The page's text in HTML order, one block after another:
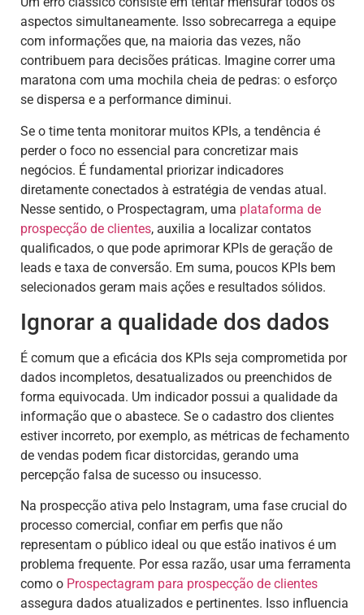
aspectos simultaneamente. Isso sobrecarrega a equipe
com informações que, na maioria das vezes, não
contribuem para decisões práticas. Imagine correr uma
maratona com uma mochila cheia de pedras: o esforço
se dispersa e a performance diminui.
Se o time tenta monitorar muitos KPIs, a tendência é
perder o foco no essencial para concretizar mais
negócios. É fundamental priorizar indicadores
diretamente conectados à estratégia de vendas atual.
Nesse sentido, o Prospectagram, uma plataforma de
prospecção de clientes, auxilia a localizar contatos
qualificados, o que pode aprimorar KPIs de geração de
leads e taxa de conversão. Em suma, poucos KPIs bem
selecionados geram mais ações e resultados sólidos.
Ignorar a qualidade dos dados
É comum que a eficácia dos KPIs seja comprometida por
dados incompletos, desatualizados ou preenchidos de
forma equivocada. Um indicador possui a qualidade da
informação que o abastece. Se o cadastro dos clientes
estiver incorreto, por exemplo, as métricas de fechamento
de vendas podem ficar distorcidas, gerando uma
percepção falsa de sucesso ou insucesso.
Na prospecção ativa pelo Instagram, uma fase crucial do
processo comercial, confiar em perfis que não
representam o público ideal ou que estão inativos é um
problema frequente. Por essa razão, usar uma ferramenta
como o Prospectagram para prospecção de clientes
assegura dados atualizados e pertinentes. Isso influencia